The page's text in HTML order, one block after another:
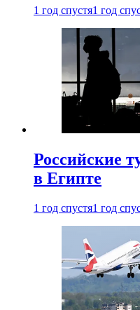
1 год спустя1 год
Российские
в Египте
1 год спустя1 год